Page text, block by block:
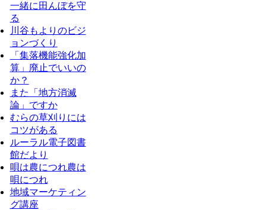
一緒に田んぼを守
る
川谷もよりのビジ
ョンづくり
「集落機能強化加
算」廃止でいいの
か？
また「地方消滅
論」ですか
むらの草刈りには
コツがある
ルーラル電子図書
館だより
唄は農につれ農は
唄につれ
地域マーケティン
グ講座